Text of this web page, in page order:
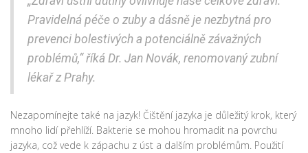
Pravidelná péče o zuby a dásně je nezbytná pro
prevenci bolestivých a potenciálně závažných
problémů,“ říká Dr. Jan Novák, renomovaný zubní
lékař z Prahy.
Nezapomínejte také na jazyk! Čištění jazyka je důležitý krok, který
mnoho lidí přehlíží. Bakterie se mohou hromadit na povrchu
jazyka, což vede k zápachu z úst a dalším problémům. Použití